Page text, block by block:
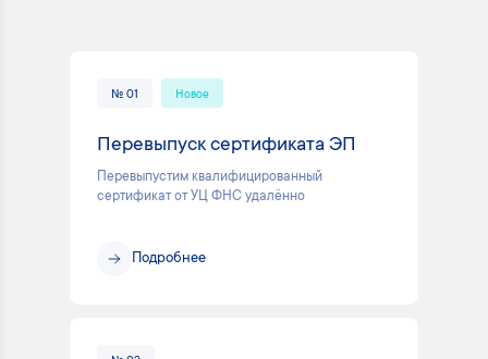
№ 01 Новое
Перевыпуск сертификата ЭП
Перевыпустим квалифицированный
сертификат от УЦ ФНС удалённо
Подробнее